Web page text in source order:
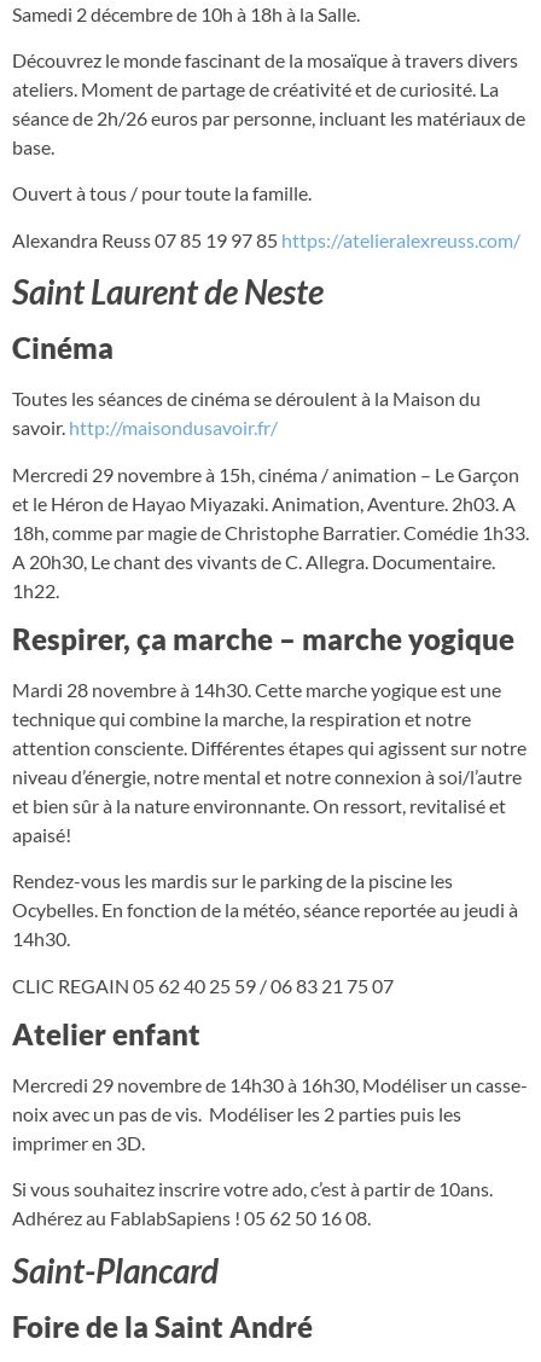
Samedi 2 décembre de 10h à 18h à la Salle.
Découvrez le monde fascinant de la mosaïque à travers divers
ateliers. Moment de partage de créativité et de curiosité. La
séance de 2h/26 euros par personne, incluant les matériaux de
base.
Ouvert à tous / pour toute la famille.
Alexandra Reuss 07 85 19 97 85 https://atelieralexreuss.com/
Saint Laurent de Neste
Cinéma
Toutes les séances de cinéma se déroulent à la Maison du
savoir. http://maisondusavoir.fr/
Mercredi 29 novembre à 15h, cinéma / animation – Le Garçon
et le Héron de Hayao Miyazaki. Animation, Aventure. 2h03. A
18h, comme par magie de Christophe Barratier. Comédie 1h33.
A 20h30, Le chant des vivants de C. Allegra. Documentaire.
1h22.
Respirer, ça marche – marche yogique
Mardi 28 novembre à 14h30. Cette marche yogique est une
technique qui combine la marche, la respiration et notre
attention consciente. Différentes étapes qui agissent sur notre
niveau d’énergie, notre mental et notre connexion à soi/l’autre
et bien sûr à la nature environnante. On ressort, revitalisé et
apaisé!
Rendez-vous les mardis sur le parking de la piscine les
Ocybelles. En fonction de la météo, séance reportée au jeudi à
14h30.
CLIC REGAIN 05 62 40 25 59 / 06 83 21 75 07
Atelier enfant
Mercredi 29 novembre de 14h30 à 16h30, Modéliser un casse-
noix avec un pas de vis. Modéliser les 2 parties puis les
imprimer en 3D.
Si vous souhaitez inscrire votre ado, c’est à partir de 10ans.
Adhérez au FablabSapiens ! 05 62 50 16 08.
Saint-Plancard
Foire de la Saint André